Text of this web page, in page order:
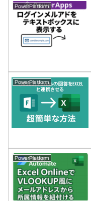
PowerPlatform
PowerPlatform
PowerPlatform